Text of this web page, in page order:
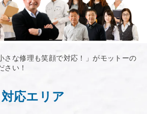
さな修理も笑顔で対応！」がモットーの
さい！
対応エリア